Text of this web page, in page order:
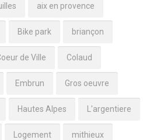
aix en provence
Bike park briançon
de Ville Colaud
Embrun Gros oeuvre
Hautes Alpes L'argentiere
Logement mithieux